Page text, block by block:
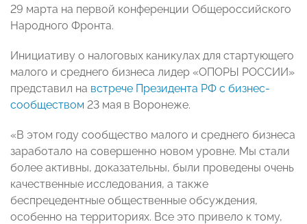
29 марта на первой конференции Общероссийского
Народного Фронта.
Инициативу о налоговых каникулах для стартующего
малого и среднего бизнеса лидер «ОПОРЫ РОССИИ»
представил на встрече Президента РФ с бизнес-
сообществом 23 мая в Воронеже.
«В этом году сообщество малого и среднего бизнеса
заработало на совершенно новом уровне. Мы стали
более активны, доказательны, были проведены очень
качественные исследования, а также
беспрецедентные общественные обсуждения,
особенно на территориях. Все это привело к тому,